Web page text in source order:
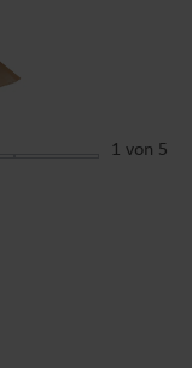
1 von 5